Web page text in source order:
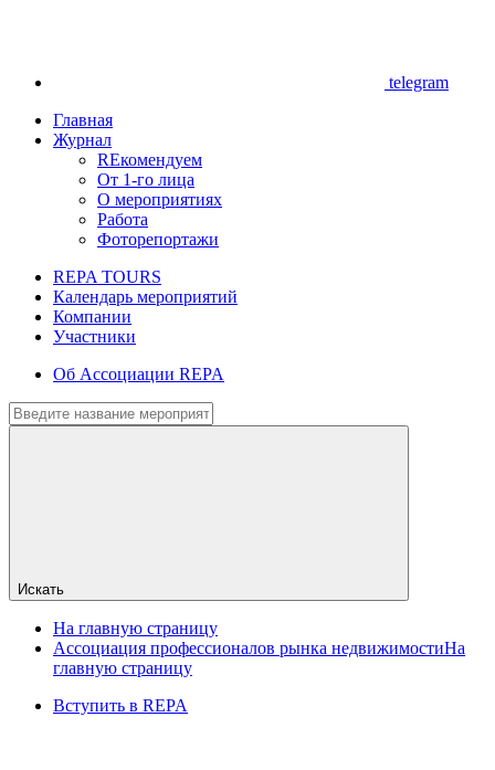
telegram
Главная
Журнал
REкомендуем
От 1-го лица
О мероприятиях
Работа
Фоторепортажи
REPA TOURS
Календарь мероприятий
Компании
Участники
Об Ассоциации REPA
Искать
На главную страницу
Ассоциация профессионалов рынка недвижимостиНа
главную страницу
Вступить в REPA